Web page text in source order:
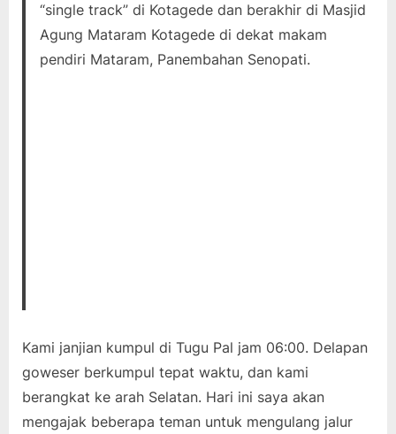
“single track” di Kotagede dan berakhir di Masjid
Agung Mataram Kotagede di dekat makam
pendiri Mataram, Panembahan Senopati.
Kami janjian kumpul di Tugu Pal jam 06:00. Delapan
goweser berkumpul tepat waktu, dan kami
berangkat ke arah Selatan. Hari ini saya akan
mengajak beberapa teman untuk mengulang jalur